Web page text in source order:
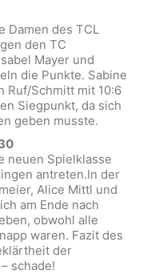
Damen des TCL
den TC
Mayer und
die Punkte. Sabine
Ruf/Schmitt mit 10:6
Siegpunkt, da sich
geben musste.
neuen Spielklasse
antreten.In der
Alice Mittl und
am Ende nach
obwohl alle
waren. Fazit des
der
schade!